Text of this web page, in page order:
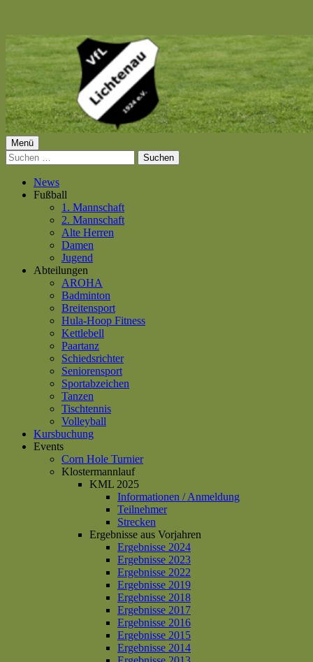
Springe
zum
Inhalt
VfL Lichtenau 1924 e.V.
Primäres
Menü
Menü
Suchen
nach:
News
Fußball
1. Mannschaft
2. Mannschaft
Alte Herren
Damen
Jugend
Abteilungen
AROHA
Badminton
Breitensport
Hula-Hoop Fitness
Kettlebell
Paartanz
Schiedsrichter
Seniorensport
Sportabzeichen
Tanzen
Tischtennis
Volleyball
Kursbuchung
Events
Corn Hole Turnier
Klostermannlauf
KML 2025
Informationen / Anmeldung
Teilnehmer
Strecken
Ergebnisse aus Vorjahren
Ergebnisse 2024
Ergebnisse 2023
Ergebnisse 2022
Ergebnisse 2019
Ergebnisse 2018
Ergebnisse 2017
Ergebnisse 2016
Ergebnisse 2015
Ergebnisse 2014